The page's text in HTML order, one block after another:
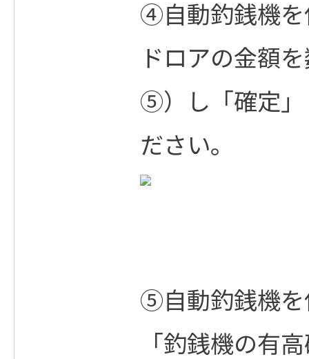
④自動釣銭機を
ドロアの金額
⑤）し「確定
ださい。
⑤自動釣銭機を
「釣銭機の有